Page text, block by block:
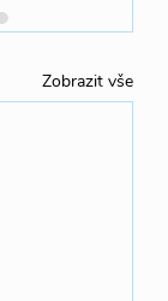
Zobrazit vše